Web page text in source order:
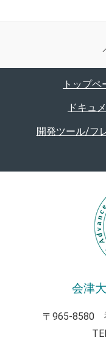
トップペ
ドキュ
開発ツール/フ
会津
〒965-8580